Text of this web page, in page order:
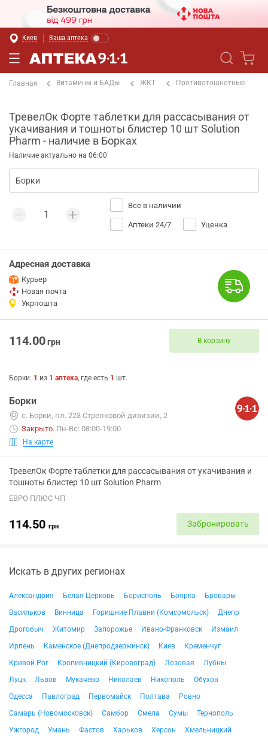
Киев Ваша аптека
Главная Витамины и БАДы ЖКТ Противотошнотные
ТревелОк Форте таблетки для рассасывания от
укачивания и тошноты блистер 10 шт Solution
Pharm - наличие в Борках
Наличие актуально на 06:00
Все в наличии
Аптеки 24/7 Уценка
Адресная доставка
Курьер
Новая почта
Укрпошта
114.00грн В корзину
Борки: 1 из 1 аптека, где есть 1 шт.
Борки
с. Борки, пл. 223 Стрелковой дивизии, 2
Закрыто. Пн-Вс: 08:00-19:00
На карте
ТревелОк Форте таблетки для рассасывания от укачивания и
тошноты блистер 10 шт Solution Pharm
ЕВРО ПЛЮС ЧП
114.50 грн Забронировать
Искать в других регионах
Александрия Белая Церковь Борисполь Боярка
Бровары
Васильков
Винница Горишние Плавни (Комсомольск)
Днепр
Дрогобыч
Житомир Запорожье Ивано-Франковск
Измаил
Ирпень
Каменское (Днепродзержинск) Киев
Кременчуг
Кривой Рог
Кропивницкий (Кировоград) Лозовая
Лубны
Луцк
Львов Мукачево Николаев Никополь
Обухов
Одесса
Павлоград Первомайск Полтава
Ровно
Самарь (Новомосковск)
Самбор Смела Сумы
Тернополь
Ужгород
Умань Фастов Харьков Херсон
Хмельницкий